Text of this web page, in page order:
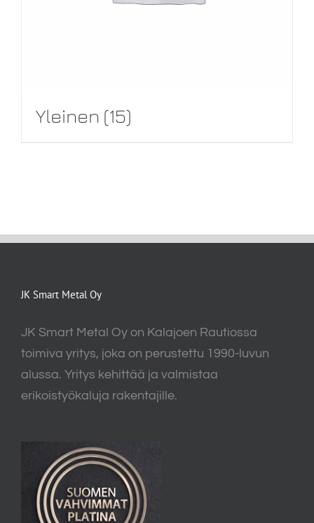
Yleinen (15)
JK Smart Metal Oy
JK Smart Metal Oy on Kalajoen Rautiossa
toimiva yritys, joka on perustettu 1990-luvun
alussa. Yritys kehittää ja valmistaa
erikoistyökaluja rakentajille.